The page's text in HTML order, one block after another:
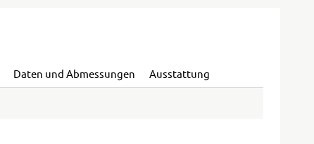
Daten und Abmessungen Ausstattung